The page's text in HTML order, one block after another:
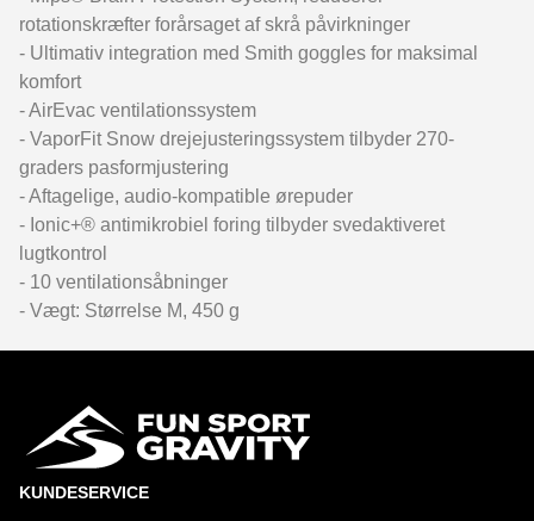
rotationskræfter forårsaget af skrå påvirkninger
- Ultimativ integration med Smith goggles for maksimal
komfort
- AirEvac ventilationssystem
- VaporFit Snow drejejusteringssystem tilbyder 270-
graders pasformjustering
- Aftagelige, audio-kompatible ørepuder
- Ionic+® antimikrobiel foring tilbyder svedaktiveret
lugtkontrol
- 10 ventilationsåbninger
- Vægt: Størrelse M, 450 g
KUNDESERVICE